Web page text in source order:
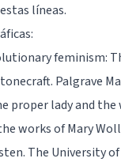
líneas.
feminism:
Palgrave
proper lady and
works of Mary
The University